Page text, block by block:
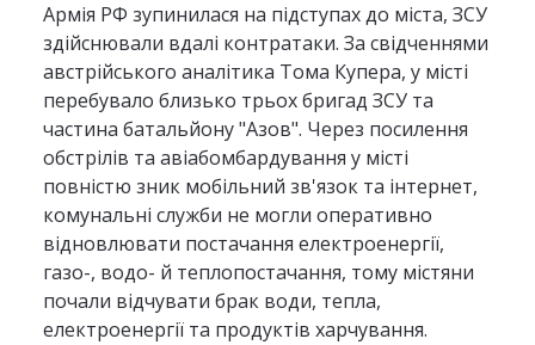
Армія РФ зупинилася на підступах до міста, ЗСУ
здійснювали вдалі контратаки. За свідченнями
австрійського аналітика Тома Купера, у місті
перебувало близько трьох бригад ЗСУ та
частина батальйону "Азов". Через посилення
обстрілів та авіабомбардування у місті
повністю зник мобільний зв'язок та інтернет,
комунальні служби не могли оперативно
відновлювати постачання електроенергії,
газо-, водо- й теплопостачання, тому містяни
почали відчувати брак води, тепла,
електроенергії та продуктів харчування.